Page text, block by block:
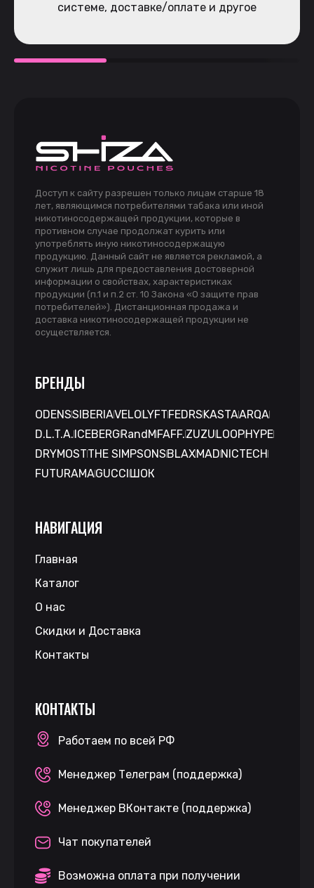
системе, доставке/оплате и другое
Доступ к сайту разрешен только лицам старше 18
лет, являющимся потребителями табака или иной
никотиносодержащей продукции, которые в
противном случае продолжат курить или
употреблять иную никотиносодержащую
продукцию. Данный сайт не является рекламой, а
служит лишь для предоставления достоверной
информации о свойствах, характеристиках
продукции (п.1 и п.2 ст. 10 Закона «О защите прав
потребителей»). Дистанционная продажа и
доставка никотиносодержащей продукции не
осуществляется.
БРЕНДЫ
ODENSSIBERIAVELOLYFTFEDRSKASTAARQA
D.L.T.A.ICEBERGRandMFAFF.ZUZULOOPHYPE
DRYMOSTTHE SIMPSONSBLAXMADNICTECH
FUTURAMAGUCCIШОК
НАВИГАЦИЯ
Главная
Каталог
О нас
Скидки и Доставка
Контакты
КОНТАКТЫ
Работаем по всей РФ
Менеджер Телеграм (поддержка)
Менеджер ВКонтакте (поддержка)
Чат покупателей
Возможна оплата при получении